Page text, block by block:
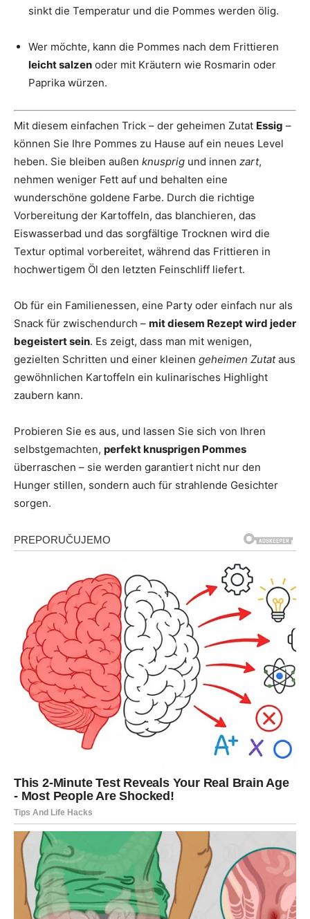
sinkt die Temperatur und die Pommes werden ölig.
Wer möchte, kann die Pommes nach dem Frittieren
leicht salzen oder mit Kräutern wie Rosmarin oder
Paprika würzen.
Mit diesem einfachen Trick – der geheimen Zutat Essig –
können Sie Ihre Pommes zu Hause auf ein neues Level
heben. Sie bleiben außen knusprig und innen zart,
nehmen weniger Fett auf und behalten eine
wunderschöne goldene Farbe. Durch die richtige
Vorbereitung der Kartoffeln, das blanchieren, das
Eiswasserbad und das sorgfältige Trocknen wird die
Textur optimal vorbereitet, während das Frittieren in
hochwertigem Öl den letzten Feinschliff liefert.
Ob für ein Familienessen, eine Party oder einfach nur als
Snack für zwischendurch – mit diesem Rezept wird jeder
begeistert sein. Es zeigt, dass man mit wenigen,
gezielten Schritten und einer kleinen geheimen Zutataus
gewöhnlichen Kartoffeln ein kulinarisches Highlight
zaubern kann.
Probieren Sie es aus, und lassen Sie sich von Ihren
selbstgemachten, perfekt knusprigen Pommes
überraschen – sie werden garantiert nicht nur den
Hunger stillen, sondern auch für strahlende Gesichter
sorgen.